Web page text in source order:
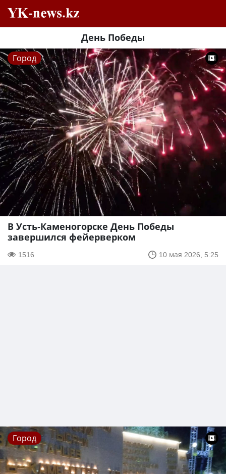
День Победы
Город
В Усть-Каменогорске День Победы
завершился фейерверком
1516 10 мая 2026, 5:25
Город